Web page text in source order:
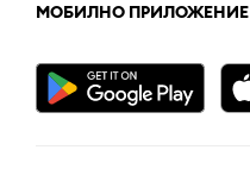
МОБИЛНО ПРИЛОЖЕНИЕ